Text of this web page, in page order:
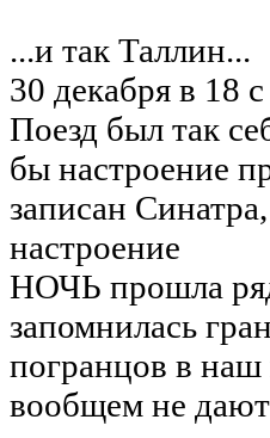
...и так Таллин...
30 декабря в 18
Поезд был так
бы настроение
записан
настроение
НОЧЬ прошла
запомнилась
погранцов в наш
вообщем не дают